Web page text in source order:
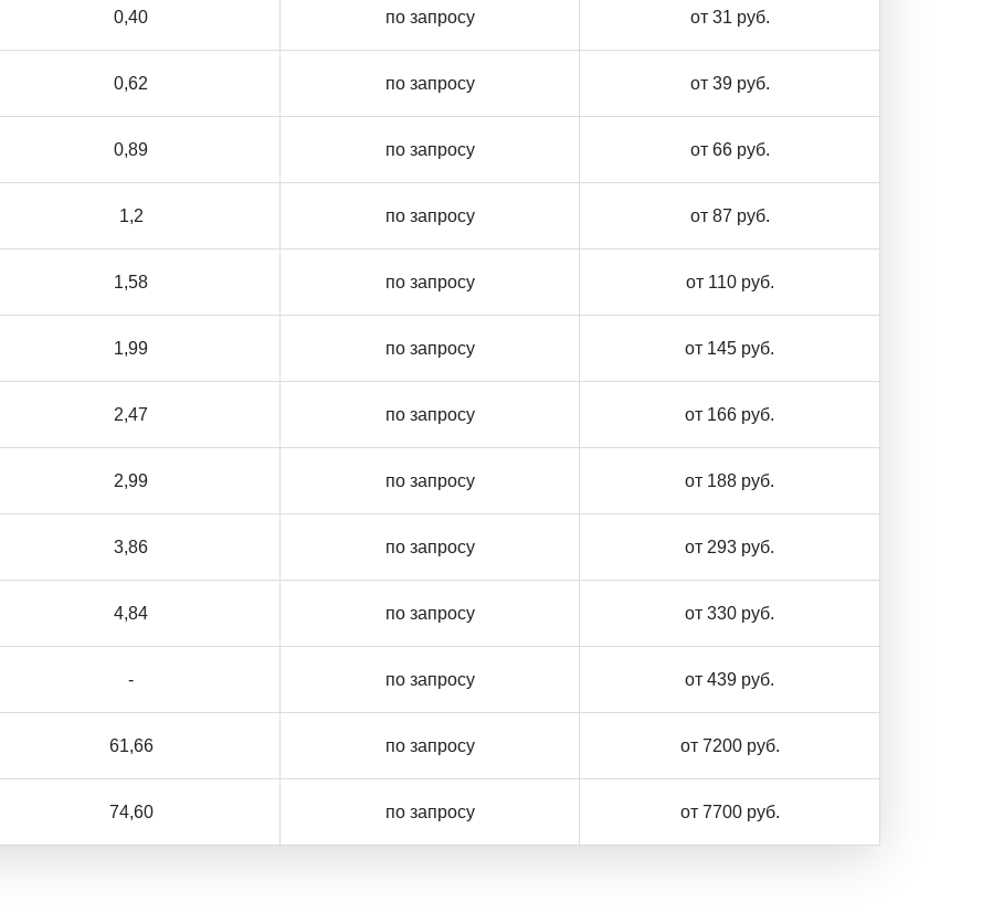
0,40 по запросу от 31 руб.
0,62 по запросу от 39 руб.
0,89 по запросу от 66 руб.
1,2 по запросу от 87 руб.
1,58 по запросу от 110 руб.
1,99 по запросу от 145 руб.
2,47 по запросу от 166 руб.
2,99 по запросу от 188 руб.
3,86 по запросу от 293 руб.
4,84 по запросу от 330 руб.
- по запросу от 439 руб.
61,66 по запросу от 7200 руб.
74,60 по запросу от 7700 руб.